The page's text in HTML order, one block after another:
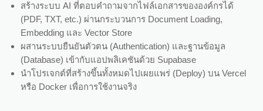
สร้างระบบ AI ที่ตอบคำถามจากไฟล์เอกสารขององค์กรได้
(PDF, TXT, etc.) ผ่านกระบวนการ Document Loading,
Embedding และ Vector Store
ผสานระบบยืนยันตัวตน (Authentication) และฐานข้อมูล
(Database) เข้ากับแอปพลิเคชันด้วย Supabase
นำโปรเจกต์ที่สร้างขึ้นทั้งหมดไปเผยแพร่ (Deploy) บน Vercel
หรือ Docker เพื่อการใช้งานจริง